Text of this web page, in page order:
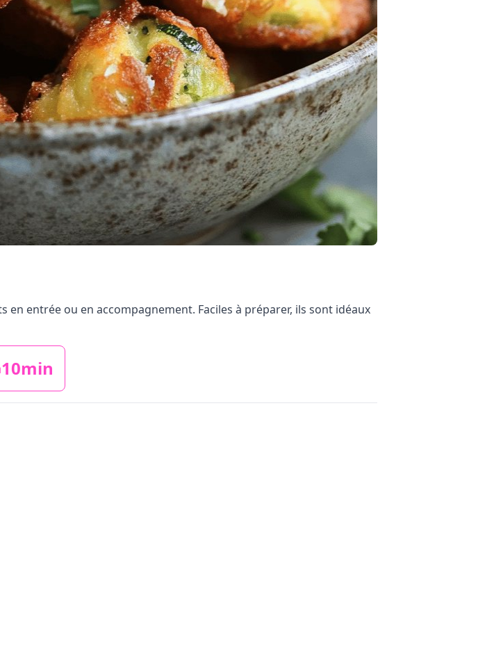
entrée ou en accompagnement. Faciles à préparer, ils sont idéaux
10min